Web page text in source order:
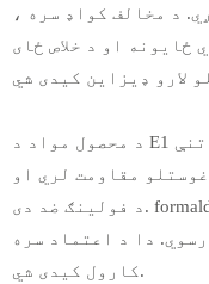
د مخالف کواډ سره ،
ځایونه او د خلاص ځای
د محصول مواد د E1 درجې ایکولوژیکي او چاپیریال ساتنې
مقاومت لري او
د فولینګ ضد دی. formaldehyde د ملي ازموینې معیار پوره
دا د اعتماد سره
کارول کیدی شي.